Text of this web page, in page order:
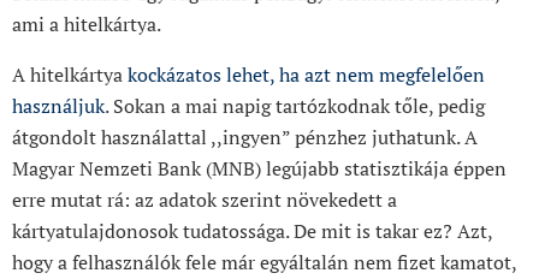
ami a hitelkártya.
A hitelkártyakockázatos lehet, ha azt nem megfelelően
használjuk. Sokan a mai napig tartózkodnak tőle, pedig
átgondolt használattal ,,ingyen” pénzhez juthatunk. A
Magyar Nemzeti Bank (MNB) legújabb statisztikája éppen
erre mutat rá: az adatok szerint növekedett a
kártyatulajdonosok tudatossága. De mit is takar ez? Azt,
hogy a felhasználók fele már egyáltalán nem fizet kamatot,